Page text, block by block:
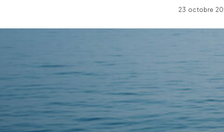
23 octobre